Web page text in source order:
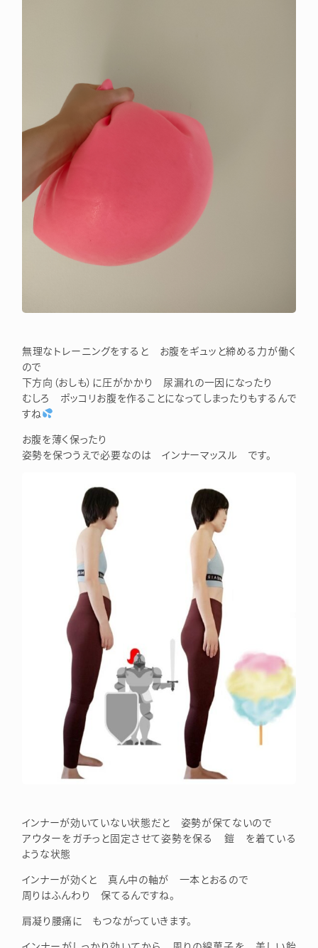
無理なトレーニングをすると お腹をギュッと締める力が働く
ので
下方向（おしも）に圧がかかり 尿漏れの一因になったり
むしろ ポッコリお腹を作ることになってしまったりもするんで
すね
お腹を薄く保ったり
姿勢を保つうえで必要なのは インナーマッスル です。
インナーが効いていない状態だと 姿勢が保てないので
アウターをガチっと固定させて姿勢を保る 鎧 を着ている
ような状態
インナーが効くと 真ん中の軸が 一本とおるので
周りはふんわり 保てるんですね。
肩凝り腰痛に もつながっていきます。